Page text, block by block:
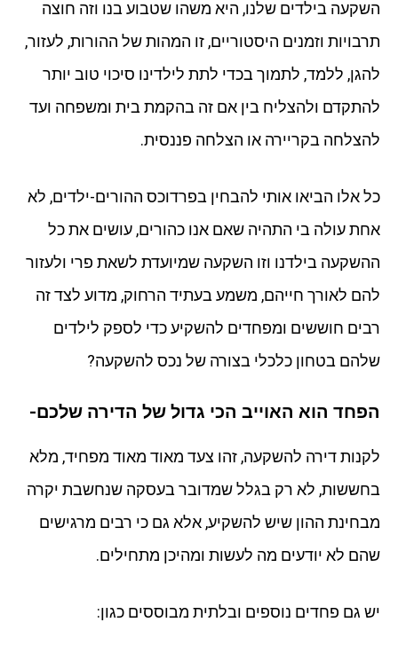
השקעה בילדים שלנו, היא משהו שטבוע בנו וזה חוצה
תרבויות וזמנים היסטוריים, זו המהות של ההורות, לעזור,
להגן, ללמד, לתמוך בכדי לתת לילדינו סיכוי טוב יותר
להתקדם ולהצליח בין אם זה בהקמת בית ומשפחה ועד
להצלחה בקריירה או הצלחה פננסית.
כל אלו הביאו אותי להבחין בפרדוכס ההורים-ילדים, לא
אחת עולה בי התהיה שאם אנו כהורים, עושים את כל
ההשקעה בילדנו וזו השקעה שמיועדת לשאת פרי ולעזור
להם לאורך חייהם, משמע בעתיד הרחוק, מדוע לצד זה
רבים חוששים ומפחדים להשקיע כדי לספק לילדים
שלהם בטחון כלכלי בצורה של נכס להשקעה?
הפחד הוא האוייב הכי גדול של הדירה שלכם-
לקנות דירה להשקעה, זהו צעד מאוד מאוד מפחיד, מלא
בחששות, לא רק בגלל שמדובר בעסקה שנחשבת יקרה
מבחינת ההון שיש להשקיע, אלא גם כי רבים מרגישים
שהם לא יודעים מה לעשות ומהיכן מתחילים.
יש גם פחדים נוספים ובלתית מבוססים כגון: